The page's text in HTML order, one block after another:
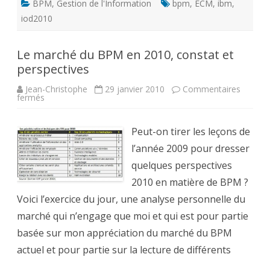
BPM, Gestion de l'Information bpm, ECM, ibm,
iod2010
Le marché du BPM en 2010, constat et
perspectives
Jean-Christophe 29 janvier 2010 Commentaires
fermés
BPM
en
2010,
constat
et
perspectives
Peut-on tirer les leçons de
l’année 2009 pour dresser
quelques perspectives
2010 en matière de BPM ?
Voici l’exercice du jour, une analyse personnelle du
marché qui n’engage que moi et qui est pour partie
basée sur mon appréciation du marché du BPM
actuel et pour partie sur la lecture de différents